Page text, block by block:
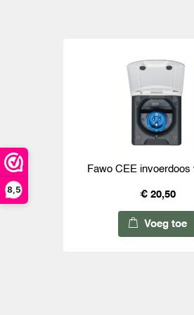
8,5
Fawo CEE invoerdoos
€ 20,50
Voeg toe